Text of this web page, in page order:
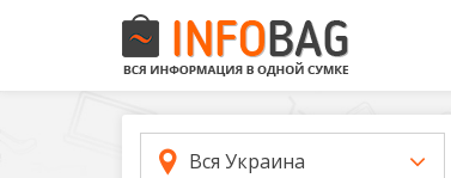
Вся Украина